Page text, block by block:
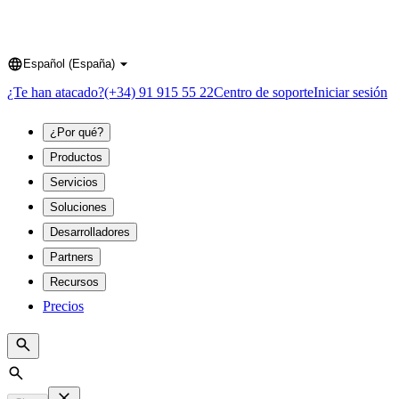
Language
Español (España)
¿Te han atacado?(+34) 91 915 55 22Centro de soporteIniciar sesión
¿Por qué?
Productos
Servicios
Soluciones
Desarrolladores
Partners
Recursos
Precios
Search